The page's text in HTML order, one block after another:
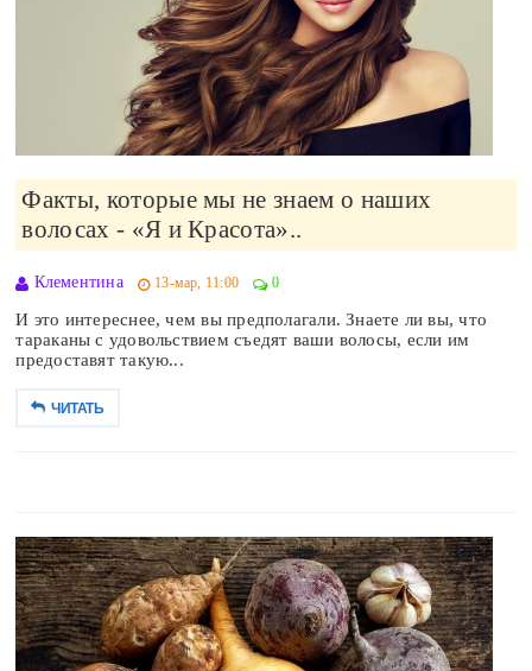
Факты, которые мы не знаем о наших
волосах - «Я и Красота»..
Клементина 13-мар, 11:00 0
И это интереснее, чем вы предполагали. Знаете ли вы, что
тараканы с удовольствием съедят ваши волосы, если им
предоставят такую...
ЧИТАТЬ